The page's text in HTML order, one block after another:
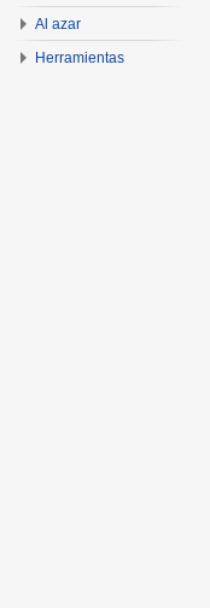
Al azar
Herramientas